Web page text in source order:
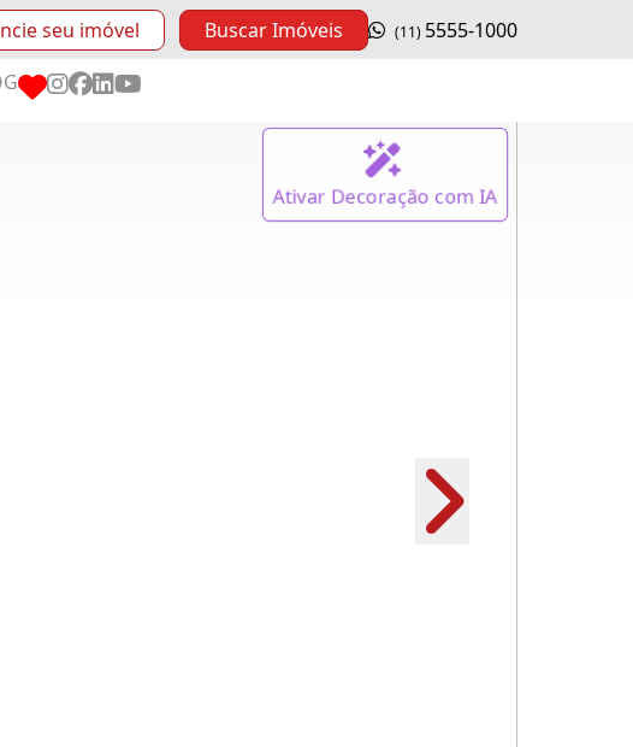
seu imóvel Buscar Imóveis (11) 5555-1000
Ativar Decoração com IA